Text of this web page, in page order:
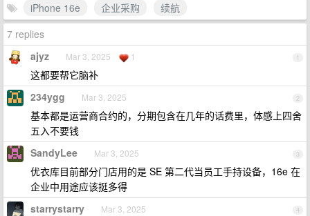
iPhone 16e
企业采购
续航
7 replies
1
ajyz Mar 3, 2025 1
这都要帮它脑补
2
234ygg Mar 3, 2025
基本都是运营商合约的，分期包含在几年的话费里，体感上四舍
五入不要钱
3
SandyLee Mar 3, 2025
优衣库目前部分门店用的是 SE 第二代当员工手持设备，16e 在
企业中用途应该挺多得
4
starrystarry Mar 3, 2025